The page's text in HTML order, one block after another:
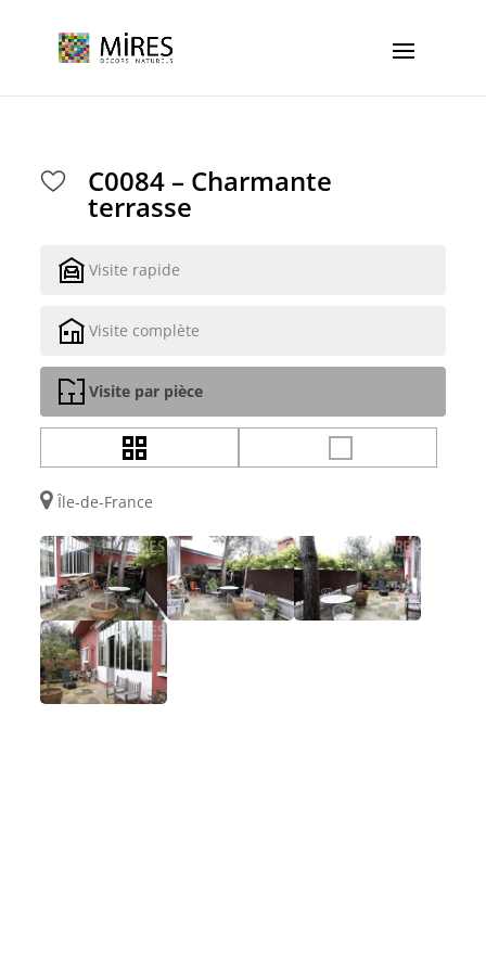
C0084 – Charmante
terrasse
Visite rapide
Visite complète
Visite par pièce
Île-de-France